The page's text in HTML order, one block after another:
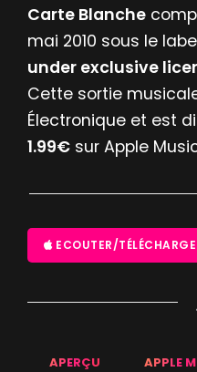
Appuyez sur ENTREE
Carte Blanche
mai 2010 sous le
under exclusive
Cette sortie
Électronique et est
1.99€ sur Apple
ECOUTER/
APERÇU APPLE